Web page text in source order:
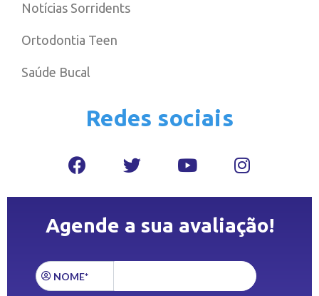
Notícias Sorridents
Ortodontia Teen
Saúde Bucal
Redes sociais
Agende a sua avaliação!
NOME*